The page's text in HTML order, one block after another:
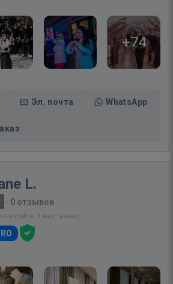
+74
Эл. почта WhatsApp
L.
· 0 отзывов
на сайте: 1 мес. назад